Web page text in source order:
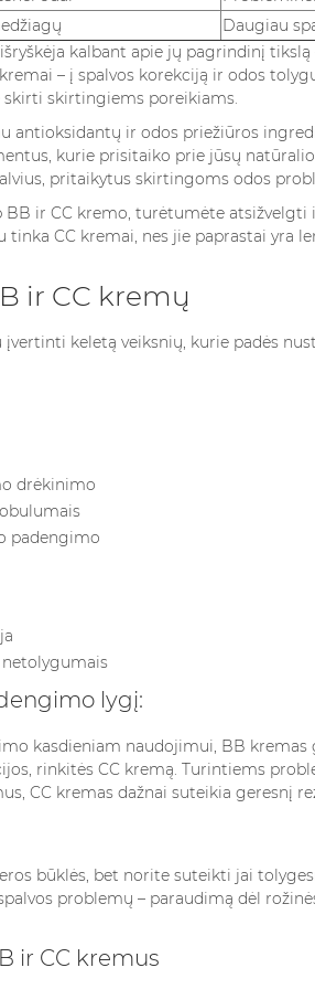
Daugiau
kalbant apie jų pagrindinį
– į spalvos korekciją ir odos
skirti skirtingiems poreikiams.
antioksidantų ir odos priežiūros
kurie prisitaiko prie jūsų
pritaikytus skirtingoms odos
ir CC kremo, turėtumėte atsižvelgti
tinka CC kremai, nes jie paprastai yra
ir CC kremų
keletą veiksnių, kurie padės
drėkinimo
padengimo
lygį:
kasdieniam naudojimui, BB
rinkitės CC kremą. Turintiems
CC kremas dažnai suteikia geresnį
būklės, bet norite suteikti jai
problemų – paraudimą dėl
ir CC kremus